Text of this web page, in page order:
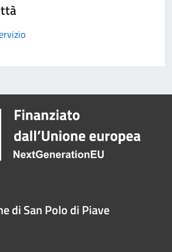
di San Polo di Piave